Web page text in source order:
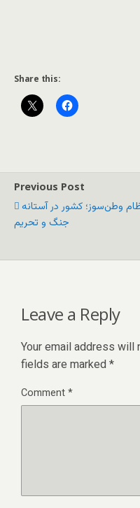
Share this:
Previous Post
وطن‌سوز؛ کشور در آستانه
جنگ و تحریم
Leave a Reply
Your email address will
fields are marked *
Comment*